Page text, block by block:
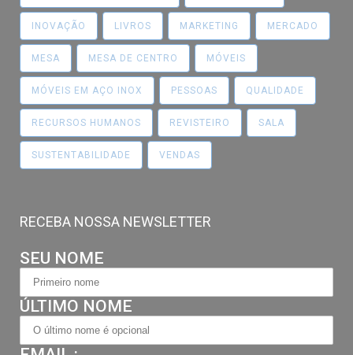
INOVAÇÃO LIVROS MARKETING MERCADO
MESA MESA DE CENTRO MÓVEIS
MÓVEIS EM AÇO INOX PESSOAS QUALIDADE
RECURSOS HUMANOS REVISTEIRO SALA
SUSTENTABILIDADE VENDAS
RECEBA NOSSA NEWSLETTER
SEU NOME
ÚLTIMO NOME